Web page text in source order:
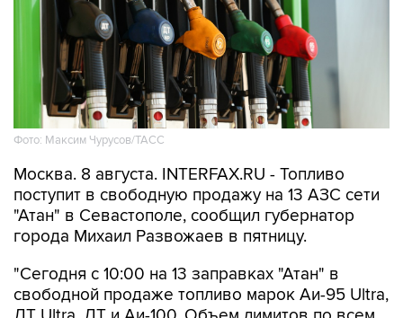
Фото: Максим Чурусов/ТАСС
Москва. 8 августа. INTERFAX.RU - Топливо
поступит в свободную продажу на 13 АЗС сети
"Атан" в Севастополе, сообщил губернатор
города Михаил Развожаев в пятницу.
"Сегодня с 10:00 на 13 заправках "Атан" в
свободной продаже топливо марок Аи-95 Ultra,